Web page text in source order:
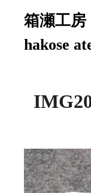
箱瀬工
hakose